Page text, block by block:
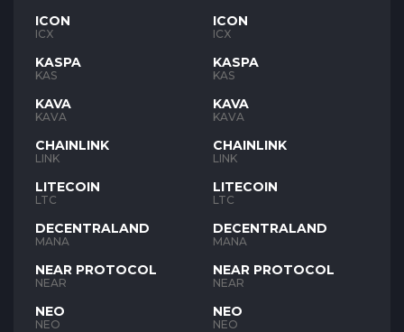
ICON
ICX
KASPA
KAS
KAVA
KAVA
CHAINLINK
LINK
LITECOIN
LTC
DECENTRALAND
MANA
NEAR PROTOCOL
NEAR
NEO
NEO
ICON
ICX
KASPA
KAS
KAVA
KAVA
CHAINLINK
LINK
LITECOIN
LTC
DECENTRALAND
MANA
NEAR PROTOCOL
NEAR
NEO
NEO